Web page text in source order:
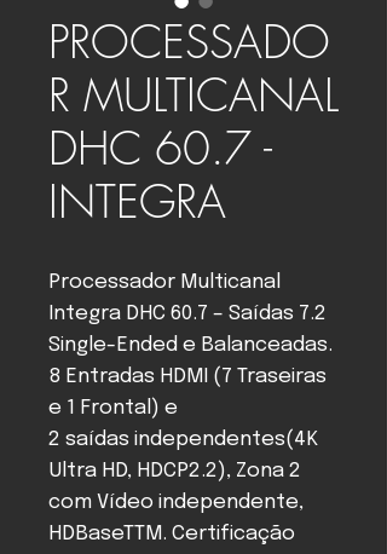
PROCESSADO
R MULTICANAL
DHC 60.7 -
INTEGRA
Processador Multicanal
Integra DHC 60.7 – Saídas 7.2
Single-Ended e Balanceadas.
8 Entradas HDMI (7 Traseiras
e 1 Frontal) e
2 saídas independentes(4K
Ultra HD, HDCP2.2), Zona 2
com Vídeo independente,
HDBaseTTM. Certificação